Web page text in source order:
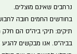
נרחבים שאינם מוצלים.
בחודשים החמים חובה
תיקים: תיקי ביה"ס הם חלק
בביה"ס. אנו מבקשים